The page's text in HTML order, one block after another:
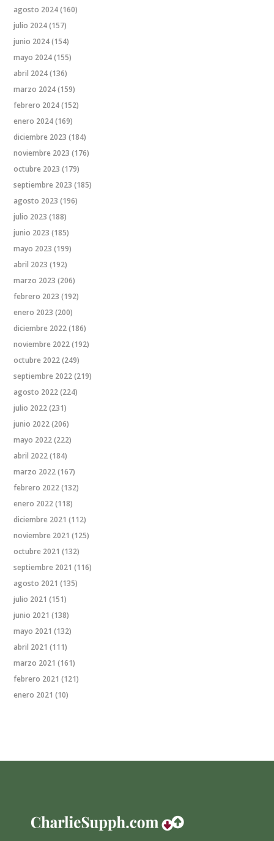
agosto 2024(160)
julio 2024(157)
junio 2024(154)
mayo 2024(155)
abril 2024(136)
marzo 2024(159)
febrero 2024(152)
enero 2024(169)
diciembre 2023 (184)
noviembre 2023 (176)
octubre 2023 (179)
septiembre 2023 (185)
agosto 2023 (196)
julio 2023 (188)
junio 2023 (185)
mayo 2023 (199)
abril 2023 (192)
marzo 2023 (206)
febrero 2023 (192)
enero 2023 (200)
diciembre 2022(186)
noviembre 2022(192)
octubre 2022(249)
septiembre 2022(219)
agosto 2022(224)
julio 2022(231)
junio 2022(206)
mayo 2022(222)
abril 2022(184)
marzo 2022(167)
febrero 2022(132)
enero 2022(118)
diciembre 2021 (112)
noviembre 2021 (125)
octubre 2021 (132)
septiembre 2021 (116)
agosto 2021 (135)
julio 2021 (151)
junio 2021 (138)
mayo 2021 (132)
abril 2021 (111)
marzo 2021 (161)
febrero 2021 (121)
enero 2021 (10)